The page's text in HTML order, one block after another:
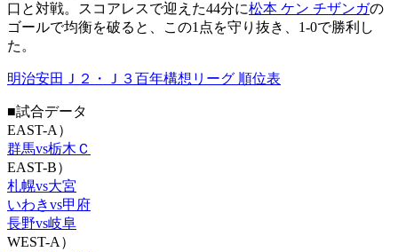
口と対戦。スコアレスで迎えた44分に松本 ケン チザンガの
ゴールで均衡を破ると、この1点を守り抜き、1-0で勝利し
た。
明治安田Ｊ２・Ｊ３百年構想リーグ 順位表
■試合データ
EAST-A）
群馬vs栃木Ｃ
EAST-B）
札幌vs大宮
いわきvs甲府
長野vs岐阜
WEST-A）